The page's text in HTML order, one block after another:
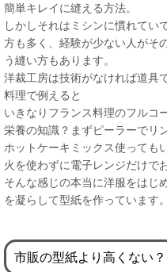
簡単キレイに縫える方法。
しかしそれはミシンに慣れてい
方も多く、経験が少ない人がそ
う縫い方もあります。
洋裁工房は技術がなければ道具
料理で例えると
いきなりフランス料理のフルコ
栄養の知識？まずピーラーでリ
ホットケーキミックス使ってもい
火を使わずに電子レンジだけで
そんな感じの本当に洋服をはじ
を凝らして型紙を作っています。
市販の型紙より高くない？